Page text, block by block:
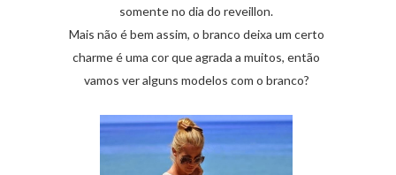
somente no dia do reveillon.
Mais não é bem assim, o branco deixa um certo
charme é uma cor que agrada a muitos, então
vamos ver alguns modelos com o branco?